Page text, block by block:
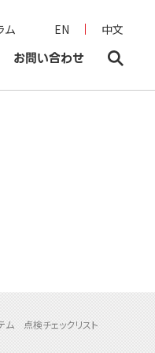
ム EN 中文
お問い合わせ
ム 点検チェックリスト